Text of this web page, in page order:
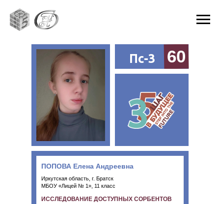
60
ПОПОВА Елена Андреевна
Иркутская область, г. Братск
МБОУ «Лицей № 1», 11 класс
ИССЛЕДОВАНИЕ ДОСТУПНЫХ СОРБЕНТОВ
Пс-3